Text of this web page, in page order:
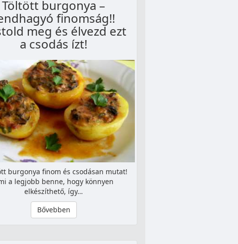
Töltött burgonya –
finomság!!
meg és élvezd ezt
a csodás ízt!
burgonya finom és csodásan mutat!
a legjobb benne, hogy könnyen
elkészíthető, így…
Bővebben